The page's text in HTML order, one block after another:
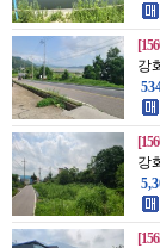
강
강